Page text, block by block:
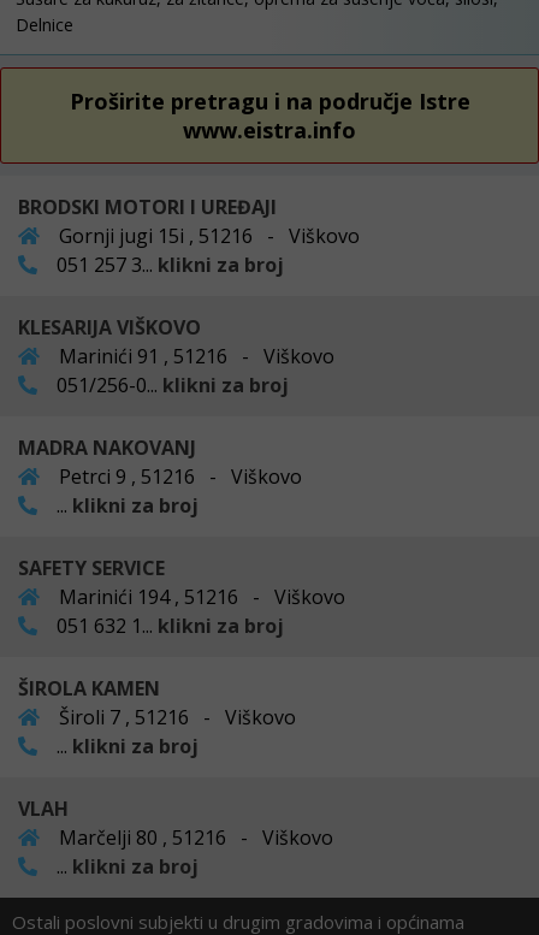
Delnice
Proširite pretragu i na područje Istre
www.eistra.info
BRODSKI MOTORI I UREĐAJI
Gornji jugi 15i , 51216 - Viškovo
051 257 3... klikni za broj
KLESARIJA VIŠKOVO
Marinići 91 , 51216 - Viškovo
051/256-0... klikni za broj
MADRA NAKOVANJ
Petrci 9 , 51216 - Viškovo
... klikni za broj
SAFETY SERVICE
Marinići 194 , 51216 - Viškovo
051 632 1... klikni za broj
ŠIROLA KAMEN
Široli 7 , 51216 - Viškovo
... klikni za broj
VLAH
Marčelji 80 , 51216 - Viškovo
... klikni za broj
Ostali poslovni subjekti u drugim gradovima i općinama